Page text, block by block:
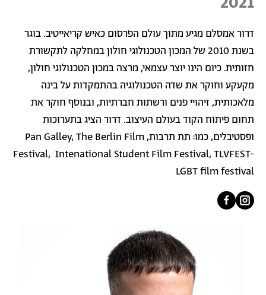
דרור אמסלם מגיע מתוך עולם הפרסום כאיש קריאייטיב. בוגר
בשנת 2010 של המכון הטכנולוגי חולון במחלקה לתקשורת
חזותית. כיום הינו יוצר עצמאי, מרצה במכון הטכנולוגי חולון,
מקעקע וחוקר את שדה הטכנולוגיה בהתמקדות על בינה
מלאכותית, זיהויי פנים ורשתות חברתיות, ובנוסף חוקר את
תחום פיתוח הקוד בעולם העיצוב. דרור הציג בתערוכות
ופסטיבלים, כמו: תת תרבות, Pan Galley, The Berlin Film
Festival, Intenational Student Film Festival, TLVFEST-
LGBT film festival